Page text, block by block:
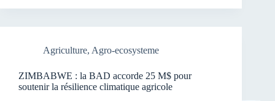
Agriculture, Agro-ecosysteme
ZIMBABWE : la BAD accorde 25 M$ pour
soutenir la résilience climatique agricole